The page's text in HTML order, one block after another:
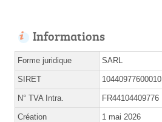
Informations
Forme juridique SARL
SIRET 10440977600010
N° TVA Intra. FR44104409776
Création 1 mai 2026